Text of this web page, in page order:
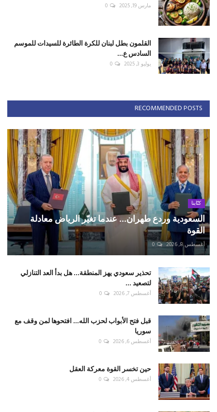
مارس 19, 2025 0
القلمون بطل لبنان للكرة الطائرة للسيدات للموسم
السادس ع...
يوليو 3, 2025 0
RECOMMENDED POSTS
كتّابنا
السعودية وردع طهران... عندما تغيّر الرياض معادلة
القوة
أغسطس 8, 2026 0
تحذير سعودي يهز المنطقة... هل بدأ العد التنازلي
لتصعيد ...
أغسطس 7, 2026 0
قبل فتح الأبواب لحزب الله... افتحوها لمن وقف مع
سوريا
أغسطس 6, 2026 0
حين تخسر القوة معركة العقل
أغسطس 4, 2026 0